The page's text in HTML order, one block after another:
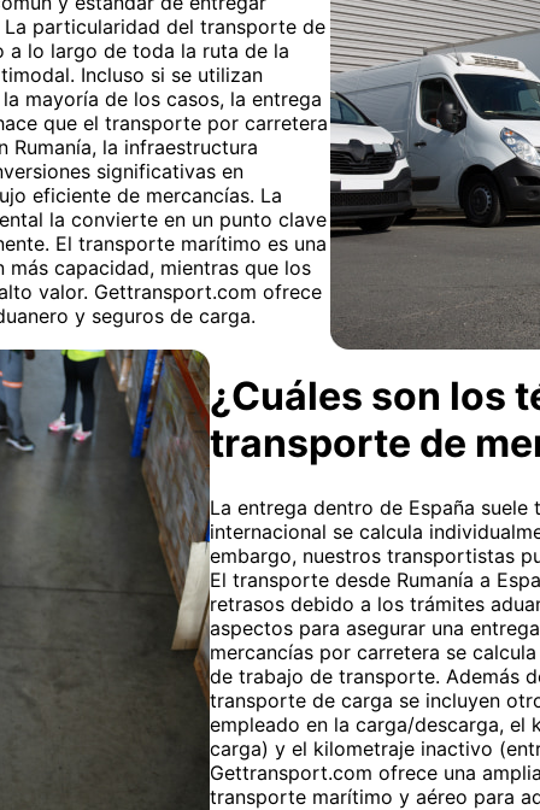
particularidad del transporte de
lo largo de toda la ruta de la
Incluso si se utilizan
mayoría de los casos, la entrega
que el transporte por carretera
Rumanía, la infraestructura
significativas en
eficiente de mercancías. La
la convierte en un punto clave
El transporte marítimo es una
capacidad, mientras que los
valor. Gettransport.com ofrece
y seguros de carga.
¿Cuáles son los
transporte de
La entrega dentro de España
internacional se calcula
embargo, nuestros transportistas
El transporte desde Rumanía a
retrasos debido a los trámites
aspectos para asegurar una
mercancías por carretera se
de trabajo de transporte. Además
transporte de carga se incluyen
empleado en la carga/descarga, el
carga) y el kilometraje inactivo
Gettransport.com ofrece una
transporte marítimo y aéreo para